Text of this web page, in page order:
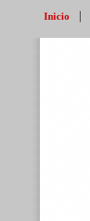
Inicio |